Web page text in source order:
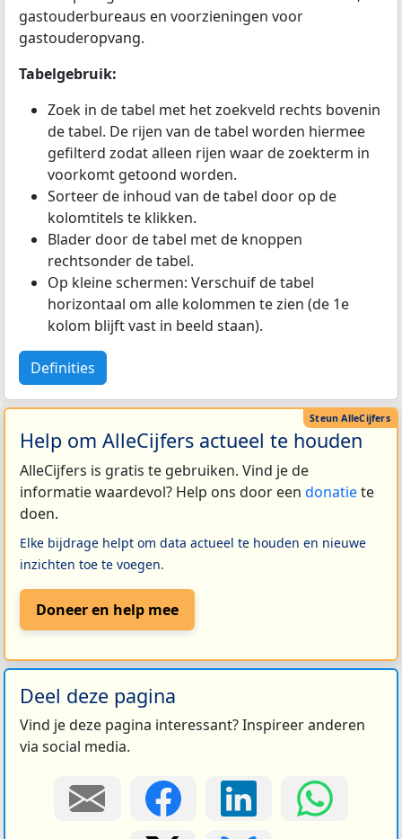
gastouderbureaus en voorzieningen voor
gastouderopvang.
Tabelgebruik:
Zoek in de tabel met het zoekveld rechts bovenin
de tabel. De rijen van de tabel worden hiermee
gefilterd zodat alleen rijen waar de zoekterm in
voorkomt getoond worden.
Sorteer de inhoud van de tabel door op de
kolomtitels te klikken.
Blader door de tabel met de knoppen
rechtsonder de tabel.
Op kleine schermen: Verschuif de tabel
horizontaal om alle kolommen te zien (de 1e
kolom blijft vast in beeld staan).
Definities
Help om AlleCijfers actueel te houden
AlleCijfers is gratis te gebruiken. Vind je de
informatie waardevol? Help ons door een donatiete
doen.
Elke bijdrage helpt om data actueel te houden en nieuwe
inzichten toe te voegen.
Doneer en help mee
Deel deze pagina
Vind je deze pagina interessant? Inspireer anderen
via social media.